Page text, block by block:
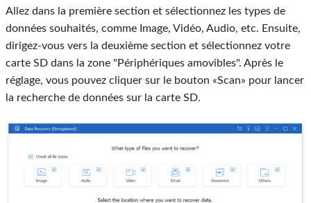
Allez dans la première section et sélectionnez les types de
données souhaités, comme Image, Vidéo, Audio, etc. Ensuite,
dirigez-vous vers la deuxième section et sélectionnez votre
carte SD dans la zone "Périphériques amovibles". Après le
réglage, vous pouvez cliquer sur le bouton «Scan» pour lancer
la recherche de données sur la carte SD.